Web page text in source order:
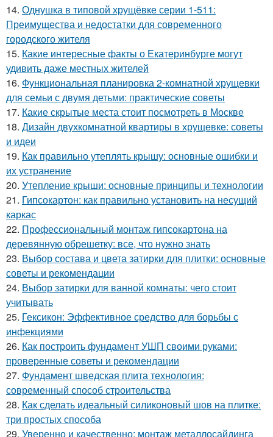
14. Однушка в типовой хрущёвке серии 1-511:
Преимущества и недостатки для современного
городского жителя
15. Какие интересные факты о Екатеринбурге могут
удивить даже местных жителей
16. Функциональная планировка 2-комнатной хрущевки
для семьи с двумя детьми: практические советы
17. Какие скрытые места стоит посмотреть в Москве
18. Дизайн двухкомнатной квартиры в хрущевке: советы
и идеи
19. Как правильно утеплять крышу: основные ошибки и
их устранение
20. Утепление крыши: основные принципы и технологии
21. Гипсокартон: как правильно установить на несущий
каркас
22. Профессиональный монтаж гипсокартона на
деревянную обрешетку: все, что нужно знать
23. Выбор состава и цвета затирки для плитки: основные
советы и рекомендации
24. Выбор затирки для ванной комнаты: чего стоит
учитывать
25. Гексикон: Эффективное средство для борьбы с
инфекциями
26. Как построить фундамент УШП своими руками:
проверенные советы и рекомендации
27. Фундамент шведская плита технология:
современный способ строительства
28. Как сделать идеальный силиконовый шов на плитке:
три простых способа
29. Уверенно и качественно: монтаж металлосайдинга